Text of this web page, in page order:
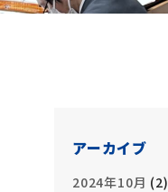
アーカイブ
2024年10月 (2)